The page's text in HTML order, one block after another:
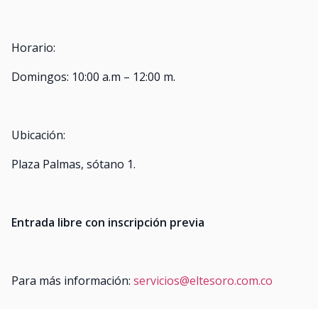
Horario:
Domingos: 10:00 a.m – 12:00 m.
Ubicación:
Plaza Palmas, sótano 1.
Entrada libre con inscripción previa
Para más información: servicios@eltesoro.com.co